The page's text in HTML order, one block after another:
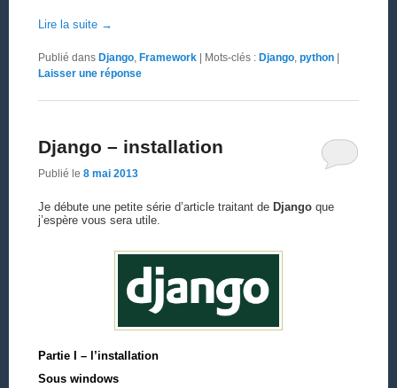
Lire la suite →
Publié dans Django, Framework | Mots-clés : Django, python |
Laisser une réponse
Django – installation
Publié le 8 mai 2013
Je débute une petite série d’article traitant de Djangoque
j’espère vous sera utile.
Partie I – l’installation
Sous windows